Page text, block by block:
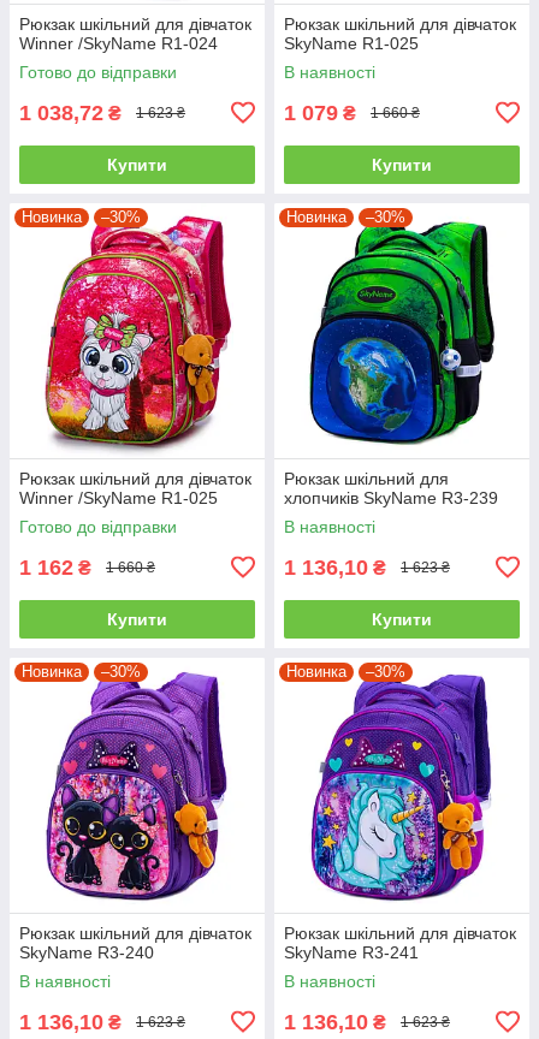
Рюкзак шкільний для дівчаток
Winner /SkyName R1-024
Готово до відправки
1 038,72 ₴ 1 623 ₴
Купити
Рюкзак шкільний для дівчаток
SkyName R1-025
В наявності
1 079 ₴ 1 660 ₴
Купити
Новинка –30%
Рюкзак шкільний для дівчаток
Winner /SkyName R1-025
Готово до відправки
1 162 ₴ 1 660 ₴
Купити
Новинка –30%
Рюкзак шкільний для
хлопчиків SkyName R3-239
В наявності
1 136,10 ₴ 1 623 ₴
Купити
Новинка –30%
Рюкзак шкільний для дівчаток
SkyName R3-240
В наявності
1 136,10 ₴ 1 623 ₴
Новинка –30%
Рюкзак шкільний для дівчаток
SkyName R3-241
В наявності
1 136,10 ₴ 1 623 ₴